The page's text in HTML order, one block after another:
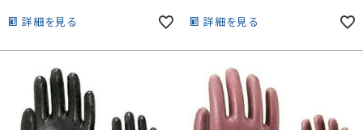
す裏生地付きで脱ぎはきがしやすい手
耐久性に優れた手袋
詳細を見る
た対象物にもしっかりグリップが効き
で、長時間の作業でも手が疲れにくい
すく、吸汗性に優れています
詳細を見る